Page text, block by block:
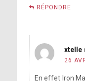
RÉPONDRE
xtelle
26
En effet Iron